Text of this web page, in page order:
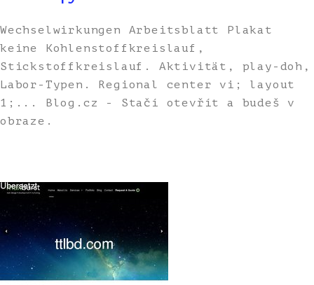
Wechselwirkungen Arbeitsblatt Plakat
keine Kohlenstoffkreislauf,
Stickstoffkreislauf. Aktivität, play-doh,
Labor-Typen. Regional center vi; layout
1;... Blog.cz - Stačí otevřít a budeš v
obraze.